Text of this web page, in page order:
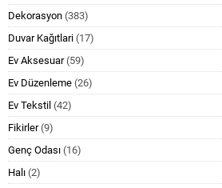
Dekorasyon (383)
Duvar Kağıtlari (17)
Ev Aksesuar(59)
Ev Düzenleme (26)
Ev Tekstil (42)
Fikirler(9)
Genç Odası (16)
Halı (2)